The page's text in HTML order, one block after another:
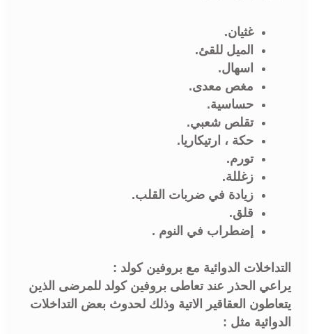
غثيان.
الميل للقئ.
اسهال.
مغص معدی.
حساسية.
تقلص شعبي.
حكة ، ارتيكاريا.
تورم.
زغللة.
زيادة في ضربات القلب.
قلق.
إضطراب في النوم .
التداخلات الدوائية مع بروفين كولد :
يراعي الحذر عند تعاطى بروفين كولد للمرضى الذين
يتعاطون العقاقير الاتية وذلك لحدوث بعض التداخلات
الدوائية مثل :